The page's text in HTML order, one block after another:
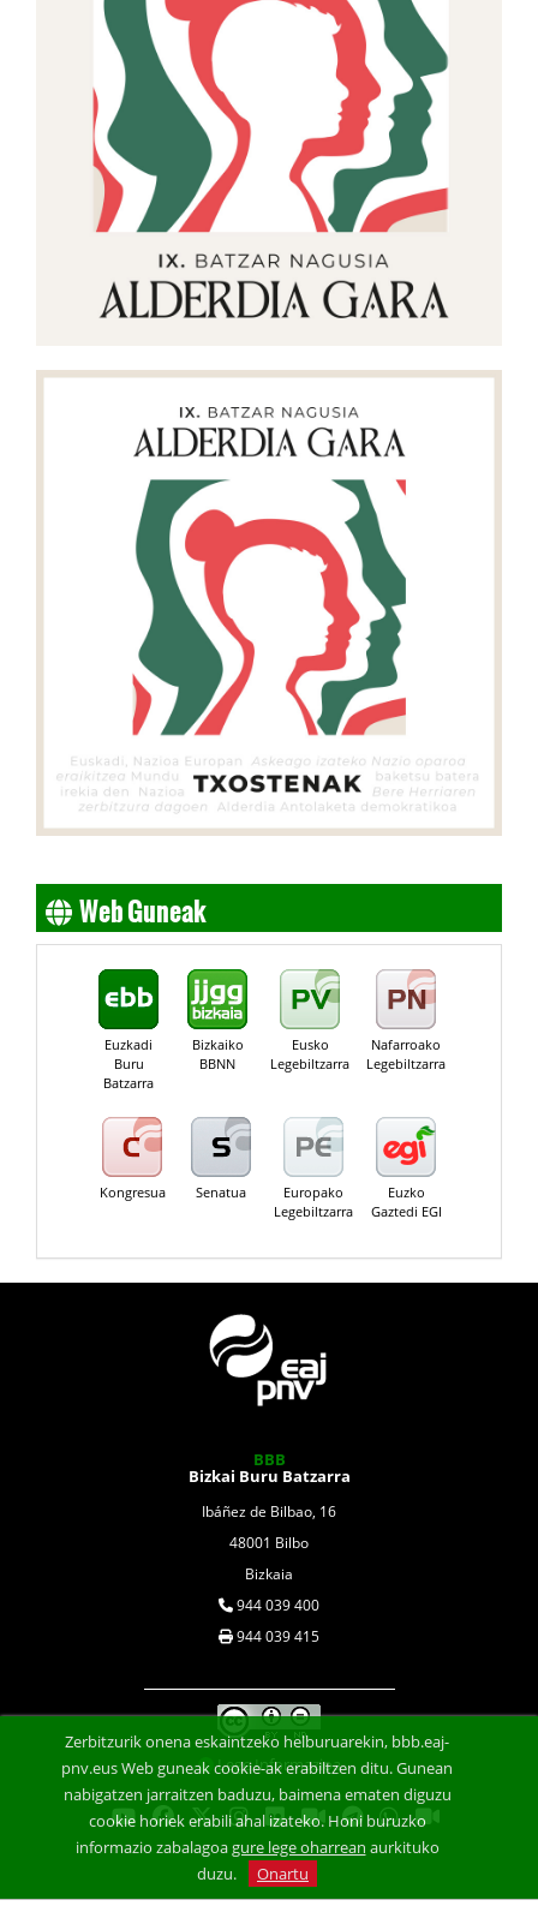
Web Guneak
Euzkadi
Buru
Batzarra
Bizkaiko
BBNN
Eusko
Legebiltzarra
Nafarroako
Legebiltzarra
Kongresua Senatua
Europako
Legebiltzarra
Euzko
Gaztedi EGI
BBB
Bizkai Buru Batzarra
Ibáñez de Bilbao, 16
48001 Bilbo
Bizkaia
944 039 400
944 039 415
Lege Informazioa
Zerbitzurik onena eskaintzeko helburuarekin, bbb.eaj-
pnv.eus Web guneak cookie-ak erabiltzen ditu. Gunean
nabigatzen jarraitzen baduzu, baimena ematen diguzu
cookie horiek erabili ahal izateko. Honi buruzko
informazio zabalagoagure lege oharrean aurkituko
duzu.
Onartu